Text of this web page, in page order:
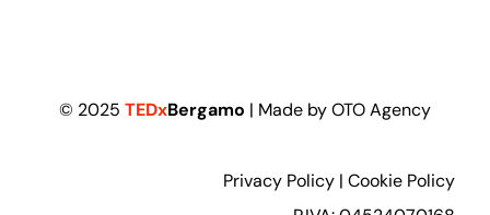
© 2025 TEDxBergamo | Made byOTO Agency
Privacy Policy |Cookie Policy